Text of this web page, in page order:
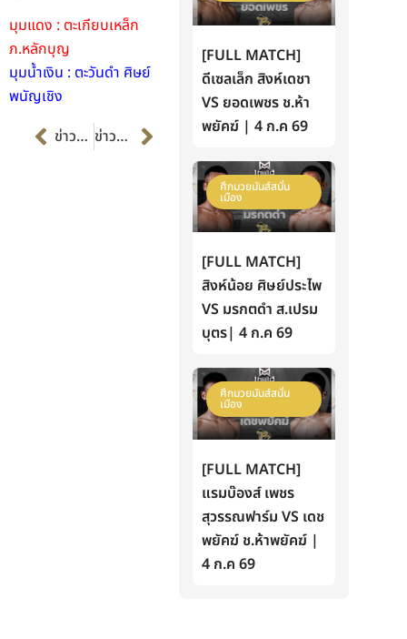
มุมแดง : ตะเกียบเหล็ก
ภ.หลักบุญ
มุมน้ำเงิน : ตะวันดำ ศิษย์
พนัญเชิง
Prevข่าวก่อนหน้า ข่าวต่อไป Next
[FULL MATCH]
ดีเซลเล็ก สิงห์เดชา
VS ยอดเพชร ช.ห้า
พยัคฆ์ | 4 ก.ค 69
ศึกมวยมันส์สนั่น
เมือง
[FULL MATCH]
สิงห์น้อย ศิษย์ประไพ
VS มรกตดำ ส.เปรม
บุตร| 4 ก.ค 69
ศึกมวยมันส์สนั่น
เมือง
[FULL MATCH]
แรมบ๊องส์ เพชร
สุวรรณฟาร์ม VS เดช
พยัคฆ์ ช.ห้าพยัคฆ์ |
4 ก.ค 69